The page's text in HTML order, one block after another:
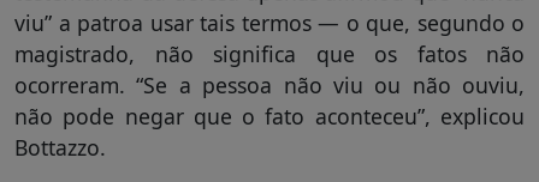
viu” a patroa usar tais termos — o que, segundo o
magistrado, não significa que os fatos não
ocorreram. “Se a pessoa não viu ou não ouviu,
não pode negar que o fato aconteceu”, explicou
Bottazzo.